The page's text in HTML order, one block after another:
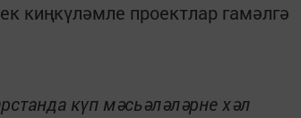
киңкүләмле проектлар гамәлгә
күп мәсьәләләрне хәл